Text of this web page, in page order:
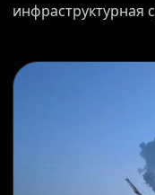
инфраструктурная